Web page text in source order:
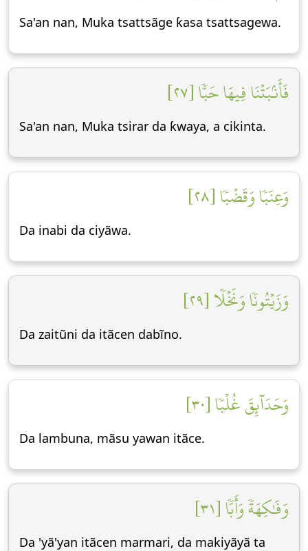
Sa'an nan, Muka tsattsãge ƙasa tsattsagewa.
فَأَنۢبَتۡنَا فِيهَا حَبّٗا [٢٧]
Sa'an nan, Muka tsirar da ƙwaya, a cikinta.
وَعِنَبٗا وَقَضۡبٗا [٢٨]
Da inabi da ciyãwa.
وَزَيۡتُونٗا وَنَخۡلٗا [٢٩]
Da zaitũni da itãcen dabĩno.
وَحَدَآئِقَ غُلۡبٗا [٣٠]
Da lambuna, mãsu yawan itãce.
وَفَٰكِهَةٗ وَأَبّٗا [٣١]
Da 'yã'yan itãcen marmari, da makiyãyã ta